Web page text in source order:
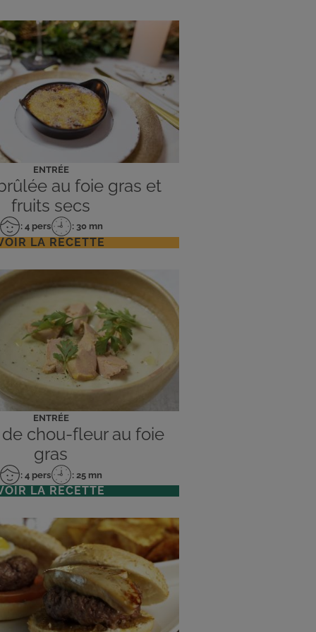
ENTRÉE
au foie gras et
fruits secs
Nombre
: 4 pers
Temps
de
: 30 mn
LA RECETTE
ENTRÉE
chou-fleur au foie
gras
Nombre
: 4 pers
Temps
de
: 25 mn
LA RECETTE